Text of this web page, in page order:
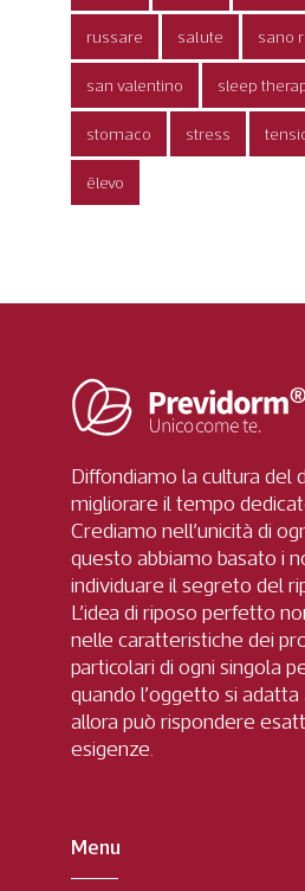
russare salute sano
san valentino sleep
stomaco stress
ēlevo
Diffondiamo la cultura del
migliorare il tempo
Crediamo nell’unicità di
questo abbiamo basato i
individuare il segreto del
L’idea di riposo perfetto
nelle caratteristiche dei
particolari di ogni singola
quando l’oggetto si
allora può rispondere
esigenze.
Menu